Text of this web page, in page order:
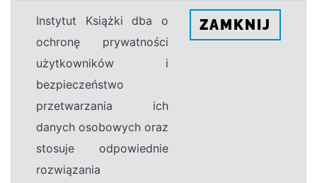
Instytut Książki dba o
ochronę prywatności
użytkowników i
bezpieczeństwo
przetwarzania ich
danych osobowych oraz
stosuje odpowiednie
rozwiązania
ZAMKNIJ